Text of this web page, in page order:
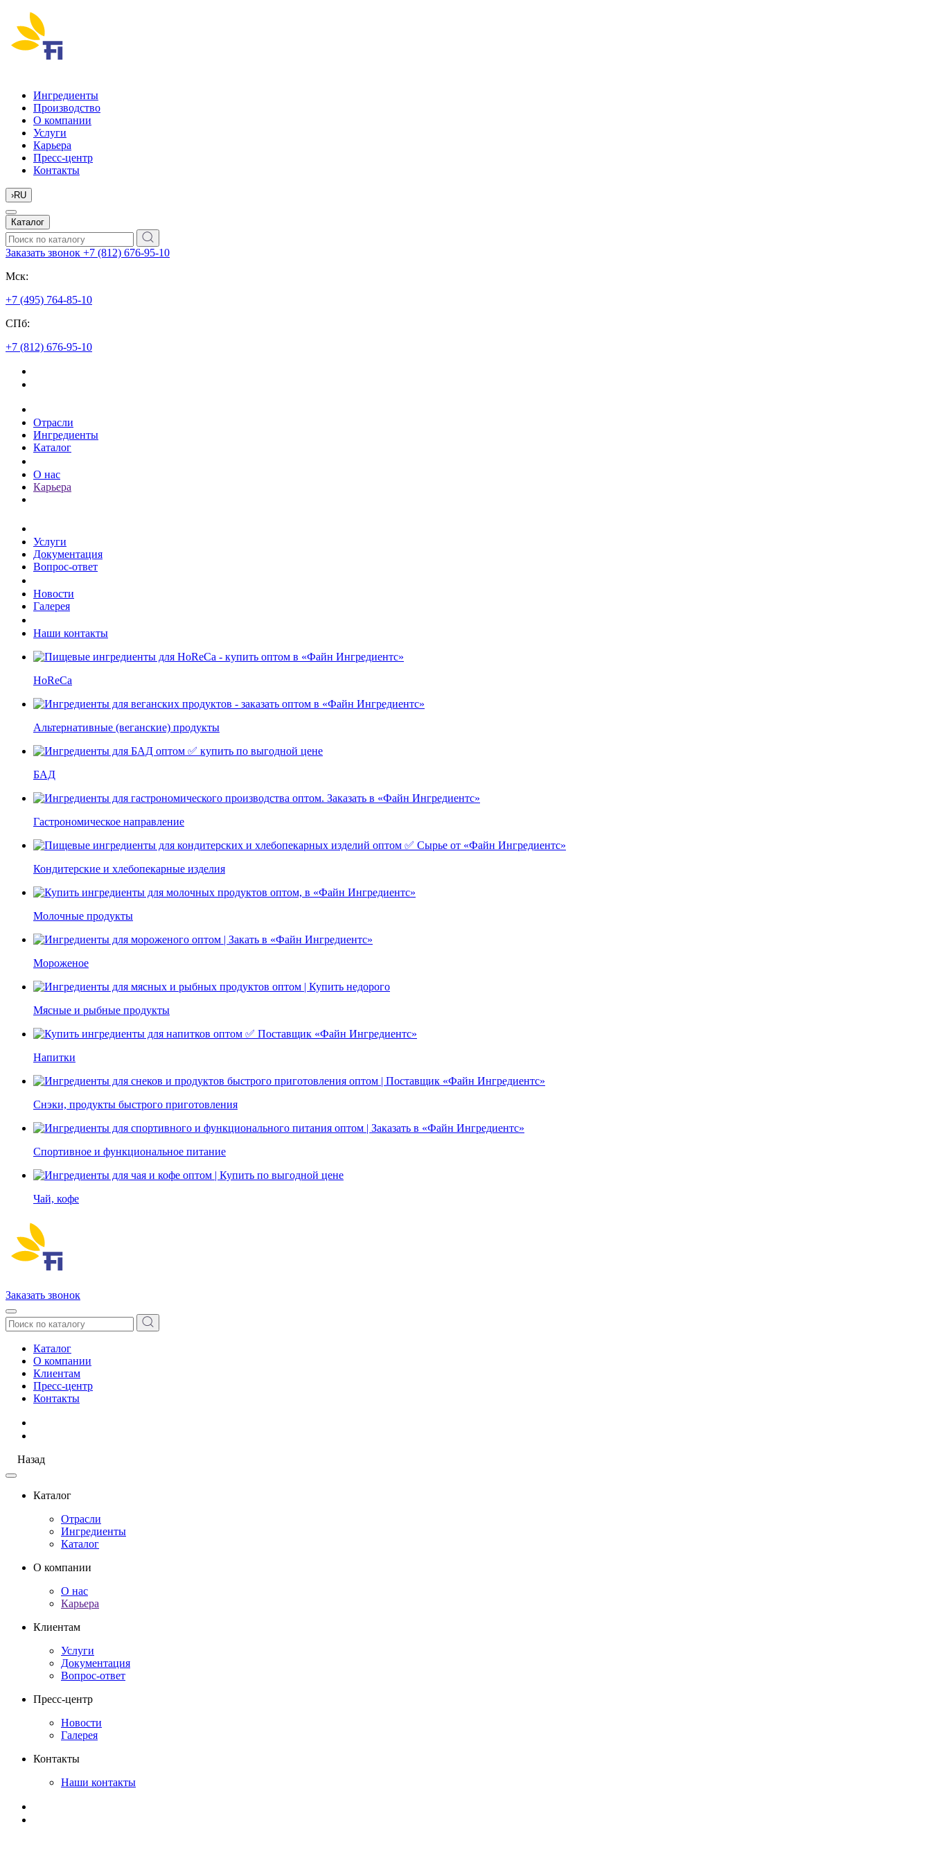
Ингредиенты
Производство
О компании
Услуги
Карьера
Пресс-центр
Контакты
›RU
Каталог
Заказать звонок +7 (812) 676-95-10
Мск:
+7 (495) 764-85-10
СПб:
+7 (812) 676-95-10
Отрасли
Ингредиенты
Каталог
О нас
Карьера
Услуги
Документация
Вопрос-ответ
Новости
Галерея
Наши контакты
HoReCa
Альтернативные (веганские) продукты
БАД
Гастрономическое направление
Кондитерские и хлебопекарные изделия
Молочные продукты
Мороженое
Мясные и рыбные продукты
Напитки
Снэки, продукты быстрого приготовления
Спортивное и функциональное питание
Чай, кофе
Заказать звонок
Каталог
О компании
Клиентам
Пресс-центр
Контакты
Назад
Каталог
Отрасли
Ингредиенты
Каталог
О компании
О нас
Карьера
Клиентам
Услуги
Документация
Вопрос-ответ
Пресс-центр
Новости
Галерея
Контакты
Наши контакты